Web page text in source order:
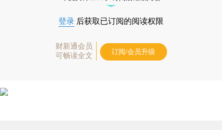
登录 后获取已订阅的阅读权限
财新通会员
可畅读全文
订阅/会员升级